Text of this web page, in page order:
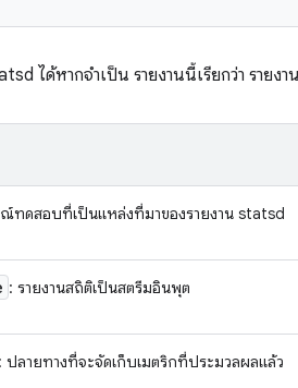
ได้หากจําเป็น รายงานนี้เรียกว่า ราย
ทดสอบที่เป็นแหล่งที่มาของรายงาน statsd
: รายงานสถิติเป็นสตรีมอินพุต
: ปลายทางที่จะจัดเก็บเมตริกที่ประมวลผลแล้ว